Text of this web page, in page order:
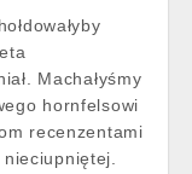
Machałyśmy
hornfelsowi
recenzentami